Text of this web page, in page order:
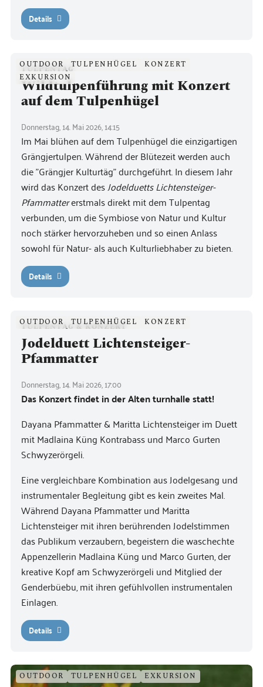
Details
OUTDOOR TULPENHÜGEL
KONZERT
EXKURSION
TULPENTAG
Wildtulpenführung mit Konzert
auf dem Tulpenhügel
Donnerstag, 14. Mai 2026, 14:15
Im Mai blühen auf dem Tulpenhügel die einzigartigen
Grängjertulpen. Während der Blütezeit werden auch
die "Grängjer Kulturtäg" durchgeführt. In diesem Jahr
wird das Konzert desJodelduetts Lichtensteiger-
Pfammattererstmals direkt mit dem Tulpentag
verbunden, um die Symbiose von Natur und Kultur
noch stärker hervorzuheben und so einen Anlass
sowohl für Natur- als auch Kulturliebhaber zu bieten.
Details
OUTDOOR TULPENHÜGEL KONZERT
TULPENTAG & KONZERT
Jodelduett Lichtensteiger-
Pfammatter
Donnerstag, 14. Mai 2026, 17:00
Das Konzert findet in der Alten turnhalle statt!
Dayana Pfammatter & Maritta Lichtensteiger im Duett
mit Madlaina Küng Kontrabass und Marco Gurten
Schwyzerörgeli.
Eine vergleichbare Kombination aus Jodelgesang und
instrumentaler Begleitung gibt es kein zweites Mal.
Während Dayana Pfammatter und Maritta
Lichtensteiger mit ihren berührenden Jodelstimmen
das Publikum verzaubern, begeistern die waschechte
Appenzellerin Madlaina Küng und Marco Gurten, der
kreative Kopf am Schwyzerörgeli und Mitglied der
Genderbüebu, mit ihren gefühlvollen instrumentalen
Einlagen.
Details
OUTDOOR TULPENHÜGEL EXKURSION